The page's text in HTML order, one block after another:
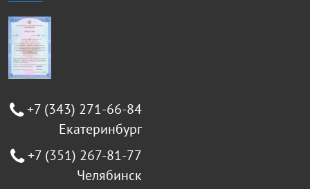
+7 (343) 271-66-84
Екатеринбург
+7 (351) 267-81-77
Челябинск